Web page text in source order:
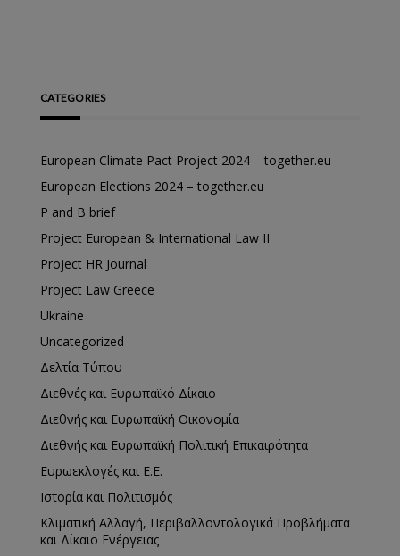
CATEGORIES
European Climate Pact Project 2024 – together.eu
European Elections 2024 – together.eu
P and B brief
Project European & International Law II
Project HR Journal
Project Law Greece
Ukraine
Uncategorized
Δελτία Τύπου
Διεθνές και Ευρωπαϊκό Δίκαιο
Διεθνής και Ευρωπαϊκή Οικονομία
Διεθνής και Ευρωπαϊκή Πολιτική Επικαιρότητα
Ευρωεκλογές και Ε.Ε.
Ιστορία και Πολιτισμός
Κλιματική Αλλαγή, Περιβαλλοντολογικά Προβλήματα
και Δίκαιο Ενέργειας